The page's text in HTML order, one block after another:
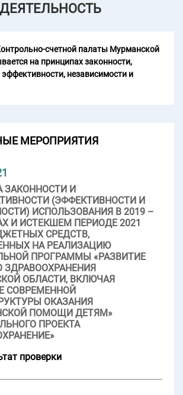
ДЕЯТЕЛЬНОСТЬ
счетной палаты Мурманской
на принципах законности,
независимости и
МЕРОПРИЯТИЯ
ЗАКОННОСТИ И
(ЭФФЕКТИВНОСТИ И
ИСПОЛЬЗОВАНИЯ В 2019 –
И ИСТЕКШЕМ ПЕРИОДЕ 2021
СРЕДСТВ,
НА РЕАЛИЗАЦИЮ
ПРОГРАММЫ «РАЗВИТИЕ
ЗДРАВООХРАНЕНИЯ
ОБЛАСТИ, ВКЛЮЧАЯ
СОВРЕМЕННОЙ
ОКАЗАНИЯ
ПОМОЩИ ДЕТЯМ»
ПРОЕКТА
проверки